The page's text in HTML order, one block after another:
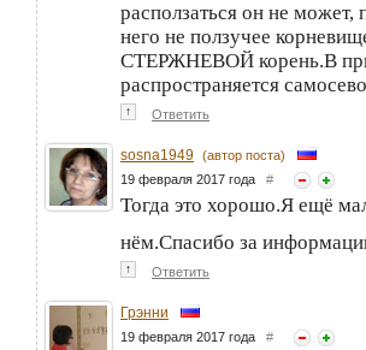
расползаться он не может,
него не ползучее
СТЕРЖНЕВОЙ корень.В
распространяется
↑ Ответить
sosna1949 (автор поста)
19 февраля 2017 года #
Тогда это хорошо.Я ещё
нём.Спасибо за
↑ Ответить
Грэнни
19 февраля 2017 года #